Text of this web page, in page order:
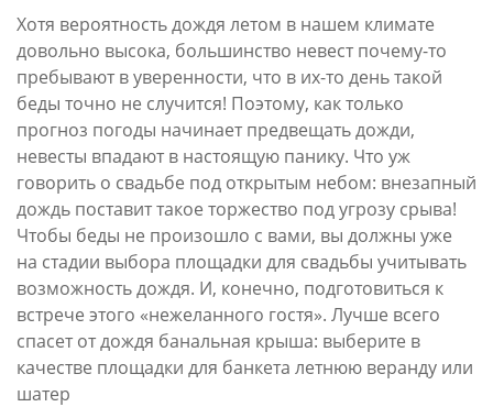
Хотя вероятность дождя летом в нашем климате
довольно высока, большинство невест почему-то
пребывают в уверенности, что в их-то день такой
беды точно не случится! Поэтому, как только
прогноз погоды начинает предвещать дожди,
невесты впадают в настоящую панику. Что уж
говорить о свадьбе под открытым небом: внезапный
дождь поставит такое торжество под угрозу срыва!
Чтобы беды не произошло с вами, вы должны уже
на стадии выбора площадки для свадьбы учитывать
возможность дождя. И, конечно, подготовиться к
встрече этого «нежеланного гостя». Лучше всего
спасет от дождя банальная крыша: выберите в
качестве площадки для банкета летнюю веранду или
шатер